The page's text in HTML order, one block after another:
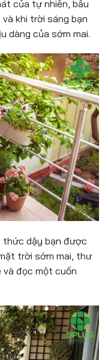
của tự nhiên, bầu
khi trời sáng bạn
dàng của sớm mai.
thức dậy bạn được
trời sớm mai, thư
và đọc một cuốn